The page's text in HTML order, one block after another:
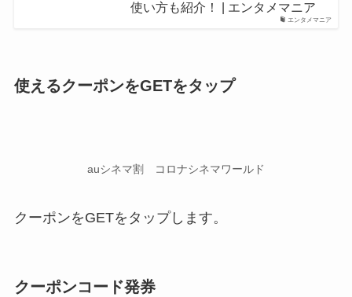
エンタメマニア
使い方も紹介！ | エンタメマニア
使えるクーポンをGETをタップ
auシネマ割 コロナシネマワールド
クーポンをGETをタップします。
クーポンコード発券